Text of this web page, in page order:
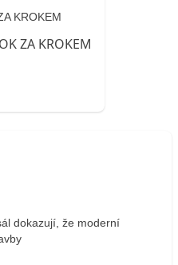
KROKEM
dokazují, že moderní